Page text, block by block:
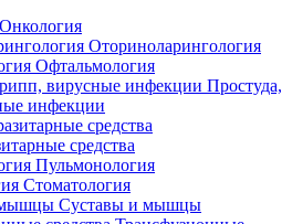
Онкология
Оториноларингология
Офтальмология
Простуда,
инфекции
средства
Пульмонология
Стоматология
Суставы и мышцы